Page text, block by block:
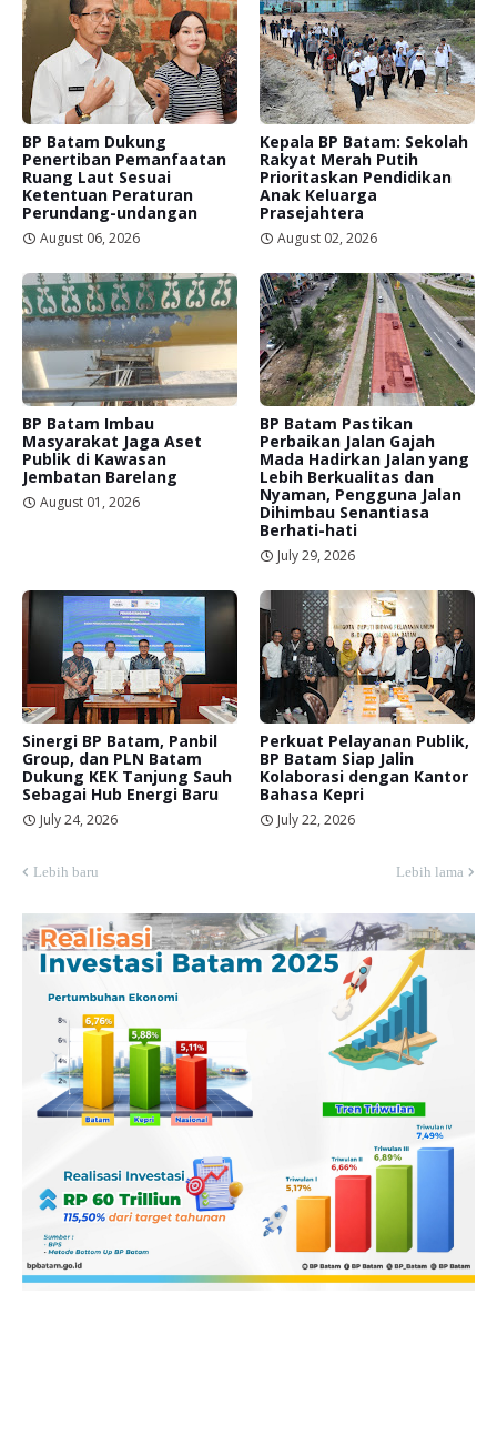
BP Batam Dukung
Penertiban Pemanfaatan
Ruang Laut Sesuai
Ketentuan Peraturan
Perundang-undangan
August 06, 2026
Kepala BP Batam: Sekolah
Rakyat Merah Putih
Prioritaskan Pendidikan
Anak Keluarga
Prasejahtera
August 02, 2026
BP Batam Imbau
Masyarakat Jaga Aset
Publik di Kawasan
Jembatan Barelang
August 01, 2026
BP Batam Pastikan
Perbaikan Jalan Gajah
Mada Hadirkan Jalan yang
Lebih Berkualitas dan
Nyaman, Pengguna Jalan
Dihimbau Senantiasa
Berhati-hati
July 29, 2026
Sinergi BP Batam, Panbil
Group, dan PLN Batam
Dukung KEK Tanjung Sauh
Sebagai Hub Energi Baru
July 24, 2026
Perkuat Pelayanan Publik,
BP Batam Siap Jalin
Kolaborasi dengan Kantor
Bahasa Kepri
July 22, 2026
Lebih baru Lebih lama